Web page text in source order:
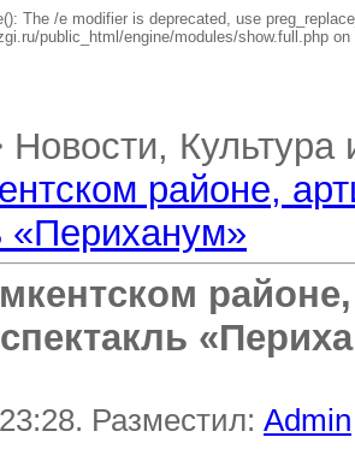
The /e modifier is deprecated, use
public_html/engine/modules/show.full.php on
Новости,
районе,
«Периханум»
Разместил: Admin